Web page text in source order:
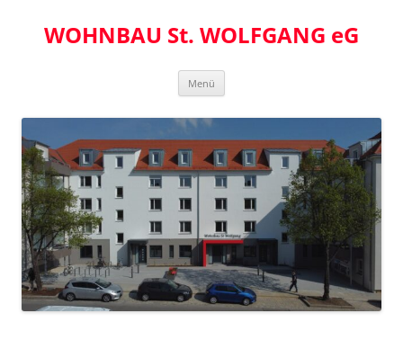
springen
WOHNBAU St. WOLFGANG eG
Menü